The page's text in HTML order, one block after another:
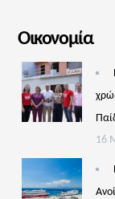
Οικονομία
16